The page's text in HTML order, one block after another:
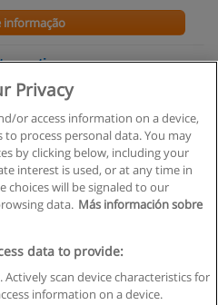
informação
Superior Politécnico e
informação
de uso
de dados
Privacy
or access information on a device,
to process personal data. You may
by clicking below, including your
interest is used, or at any time in
choices will be signaled to our
data. Más información sobre
data to provide:
Actively scan device characteristics for
information on a device.